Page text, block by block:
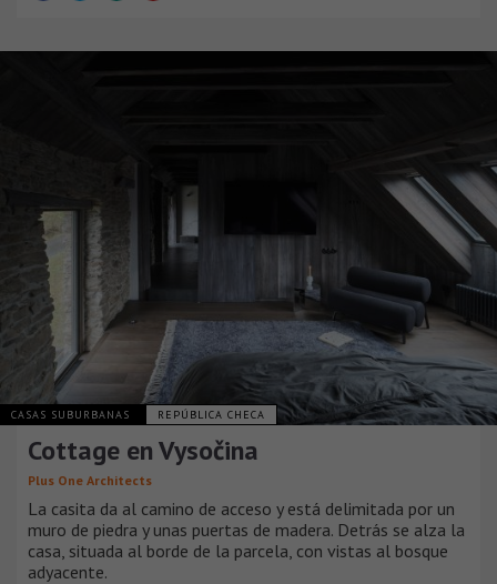
CASAS SUBURBANAS REPÚBLICA CHECA
Cottage en Vysočina
Plus One Architects
La casita da al camino de acceso y está delimitada por un
muro de piedra y unas puertas de madera. Detrás se alza la
casa, situada al borde de la parcela, con vistas al bosque
adyacente.